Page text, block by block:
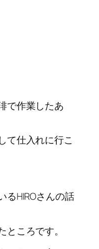
で作業したあ
て仕入れに行こ
るHIROさんの話
ころです。